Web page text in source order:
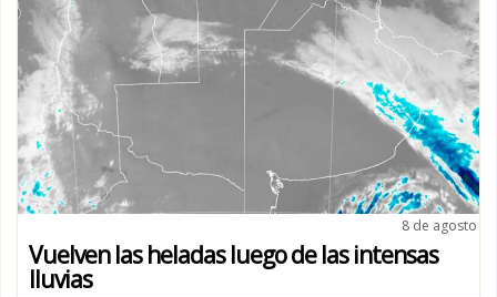
8 de agosto
Vuelven las heladas luego de las intensas
lluvias